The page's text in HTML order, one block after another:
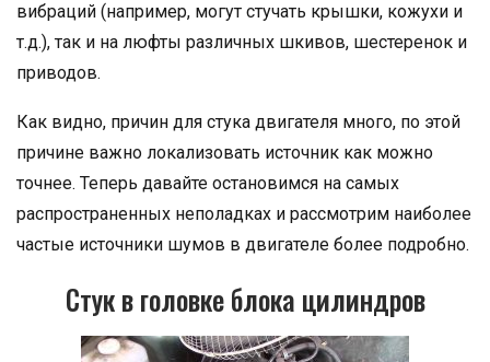
вибраций (например, могут стучать крышки, кожухи и
т.д.), так и на люфты различных шкивов, шестеренок и
приводов.
Как видно, причин для стука двигателя много, по этой
причине важно локализовать источник как можно
точнее. Теперь давайте остановимся на самых
распространенных неполадках и рассмотрим наиболее
частые источники шумов в двигателе более подробно.
Стук в головке блока цилиндров